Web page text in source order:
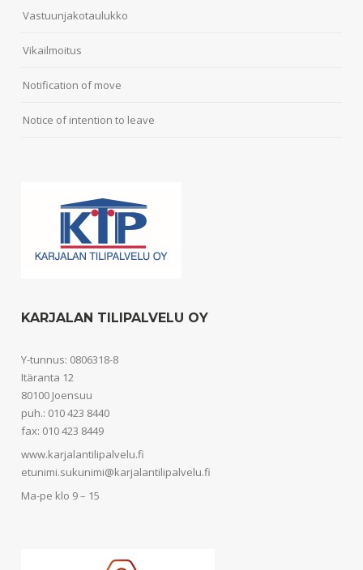
Vastuunjakotaulukko
Vikailmoitus
Notification of move
Notice of intention to leave
KARJALAN TILIPALVELU OY
Y-tunnus: 0806318-8
Itäranta 12
80100 Joensuu
puh.: 010 423 8440
fax: 010 423 8449
www.karjalantilipalvelu.fi
etunimi.sukunimi@karjalantilipalvelu.fi
Ma-pe klo 9 – 15